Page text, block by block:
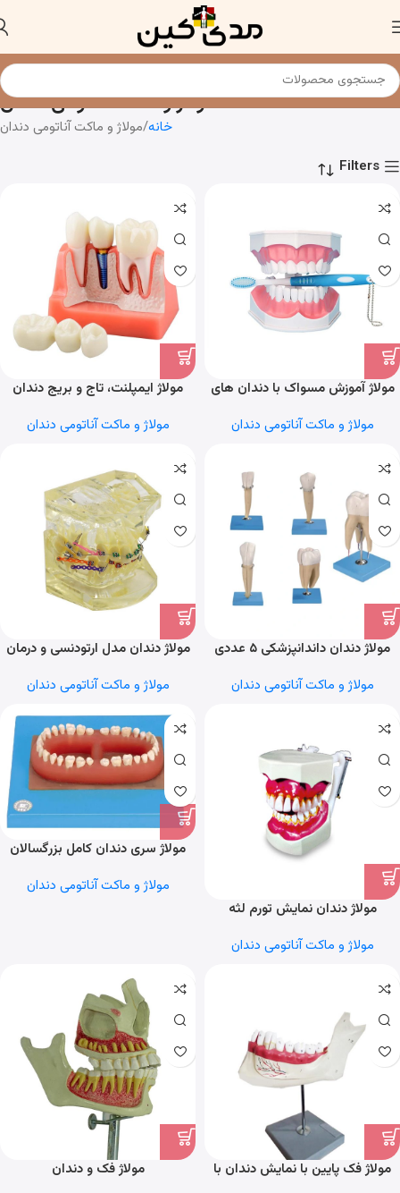
مولاژ و ماکت آناتومی دندان
خانه مولاژ و ماکت آناتومی دندان
Filters
مولاژ آموزش مسواک با دندان های
مولاژ و ماکت آناتومی دندان
مولاژ ایمپلنت، تاج و بریج دندان
مولاژ و ماکت آناتومی دندان
مولاژ دندان داندانپزشکی ۵ عددی
مولاژ و ماکت آناتومی دندان
مولاژ دندان مدل ارتودنسی و درمان
لیگاتور
مولاژ و ماکت آناتومی دندان
مولاژ دندان نمایش تورم لثه
مولاژ و ماکت آناتومی دندان
مولاژ سری دندان کامل بزرگسالان
مولاژ و ماکت آناتومی دندان
مولاژ فک پایین با نمایش دندان با
مولاژ فک و دندان